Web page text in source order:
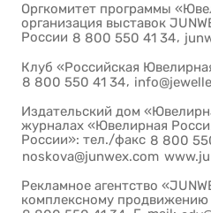
Оргкомитет программы
организация выставок
России 8 800 550 41 34,
Клуб «Российская
8 800 550 41 34,
Издательский дом
журналах «Ювелирная
России»: тел./факс 8 800
noskova@junwex.com
Рекламное агентство
комплексному